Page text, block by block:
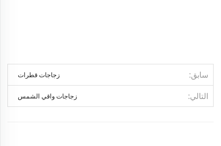
سابق زجاجات قطرات
التالي زجاجات واقي الشمس